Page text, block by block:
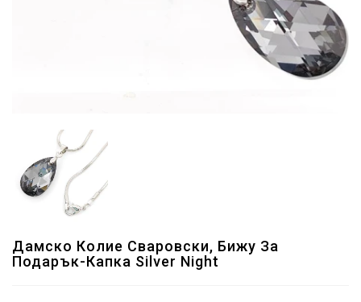
Дамско Колие Сваровски, Бижу За
Подарък-Капка Silver Night